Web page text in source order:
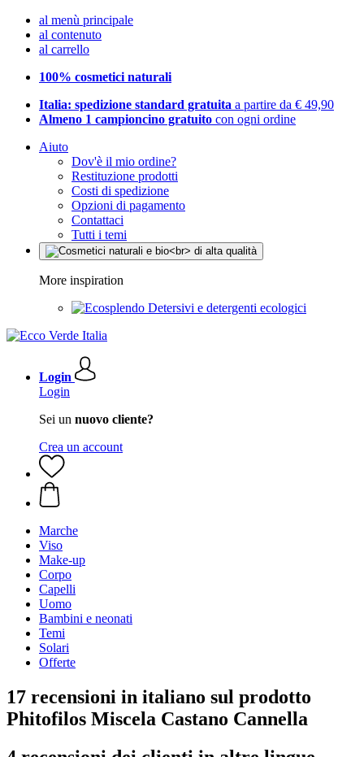
al menù principale
al contenuto
al carrello
100% cosmetici naturali
Italia: spedizione standard gratuita a partire da € 49,90
Almeno 1 campioncino gratuito con ogni ordine
Aiuto
Dov'è il mio ordine?
Restituzione prodotti
Costi di spedizione
Opzioni di pagamento
Contattaci
Tutti i temi
More inspiration
Detersivi e detergenti ecologici
Login
Login
Sei un nuovo cliente?
Crea un account
Marche
Viso
Make-up
Corpo
Capelli
Uomo
Bambini e neonati
Temi
Solari
Offerte
17 recensioni in italiano sul prodotto
Phitofilos Miscela Castano Cannella